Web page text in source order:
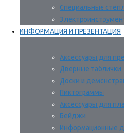
Специальные
ИНФОРМАЦИЯ И ПРЕЗЕНТАЦИЯ
Аксессуары для
Дверные таблички
Доски и
Пиктограммы
Аксессуары для
Бейджи
Информационные